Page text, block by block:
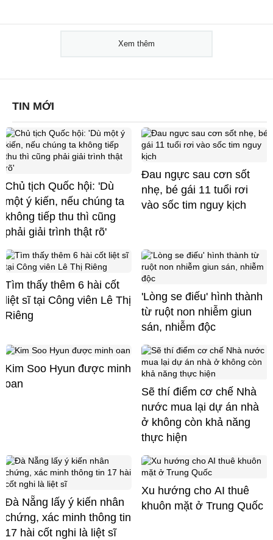
Xem thêm
TIN MỚI
Chủ tịch Quốc hội: 'Dù
một ý kiến, nếu chúng ta
không tiếp thu thì cũng
phải giải trình thật rõ'
Đau ngực sau cơn sốt
nhẹ, bé gái 11 tuổi rơi
vào sốc tim nguy kịch
Tìm thấy thêm 6 hài cốt
liệt sĩ tại Công viên Lê Thị
Riêng
'Lòng se điếu' hình thành
từ ruột non nhiễm giun
sán, nhiễm độc
Kim Soo Hyun được minh
oan
Sẽ thí điểm cơ chế Nhà
nước mua lại dự án nhà
ở không còn khả năng
thực hiện
Đà Nẵng lấy ý kiến nhân
chứng, xác minh thông tin
17 hài cốt nghi là liệt sĩ
Xu hướng cho AI thuê
khuôn mặt ở Trung Quốc